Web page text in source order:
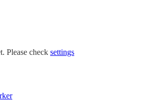
Please check settings